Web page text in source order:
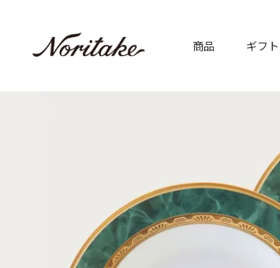
商品 ギフト